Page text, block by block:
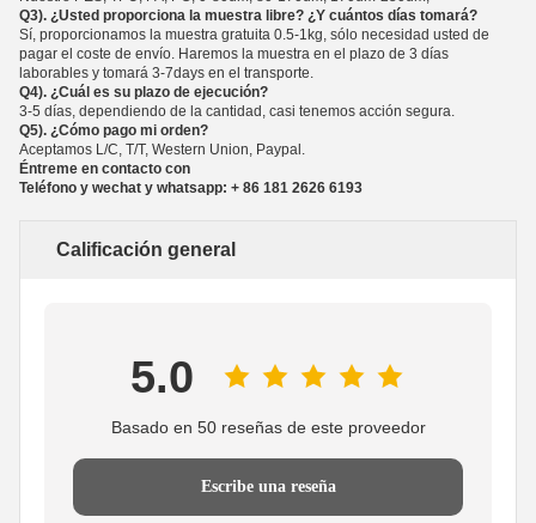
Q3). ¿Usted proporciona la muestra libre? ¿Y cuántos días tomará?
Sí, proporcionamos la muestra gratuita 0.5-1kg, sólo necesidad usted de
pagar el coste de envío. Haremos la muestra en el plazo de 3 días
laborables y tomará 3-7days en el transporte.
Q4). ¿Cuál es su plazo de ejecución?
3-5 días, dependiendo de la cantidad, casi tenemos acción segura.
Q5). ¿Cómo pago mi orden?
Aceptamos L/C, T/T, Western Union, Paypal.
Éntreme en contacto con
Teléfono y wechat y whatsapp: + 86 181 2626 6193
Calificación general
5.0
Basado en 50 reseñas de este proveedor
Escribe una reseña